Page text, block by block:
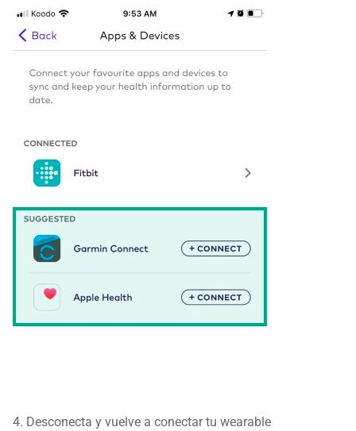
4. Desconecta y vuelve a conectar tu wearable